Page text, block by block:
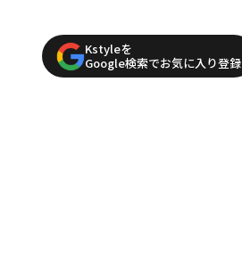
Kstyleを
Google検索でお気に入り登録